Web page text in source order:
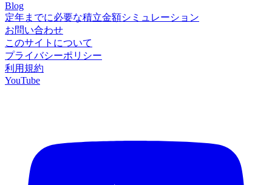
Blog
定年までに必要な積立金額シミュレーション
お問い合わせ
このサイトについて
プライバシーポリシー
利用規約
YouTube